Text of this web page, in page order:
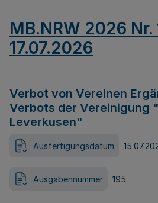
MB.NRW 2026 Nr.
17.07.2026
Verbot von Vereinen
Verbots der Vereinigung
Leverkusen"
Ausfertigungsdatum
Ausgabennummer 195